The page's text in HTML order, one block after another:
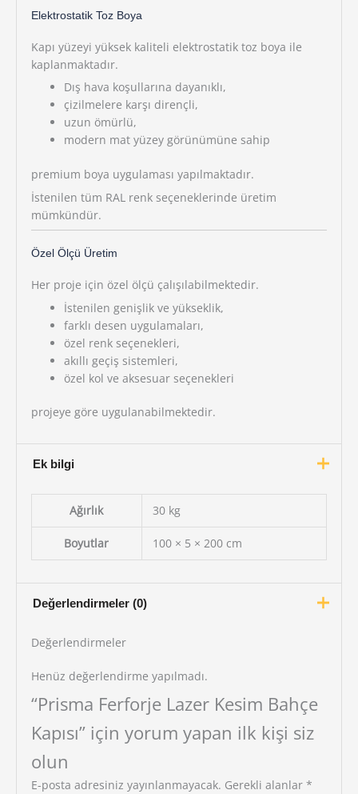
Elektrostatik Toz Boya
Kapı yüzeyi yüksek kaliteli elektrostatik toz boya ile
kaplanmaktadır.
Dış hava koşullarına dayanıklı,
çizilmelere karşı dirençli,
uzun ömürlü,
modern mat yüzey görünümüne sahip
premium boya uygulaması yapılmaktadır.
İstenilen tüm RAL renk seçeneklerinde üretim
mümkündür.
Özel Ölçü Üretim
Her proje için özel ölçü çalışılabilmektedir.
İstenilen genişlik ve yükseklik,
farklı desen uygulamaları,
özel renk seçenekleri,
akıllı geçiş sistemleri,
özel kol ve aksesuar seçenekleri
projeye göre uygulanabilmektedir.
Ek bilgi
Ağırlık 30 kg
Boyutlar 100 × 5 × 200 cm
Değerlendirmeler (0)
Değerlendirmeler
Henüz değerlendirme yapılmadı.
“Prisma Ferforje Lazer Kesim Bahçe
Kapısı” için yorum yapan ilk kişi siz
olun
E-posta adresiniz yayınlanmayacak. Gerekli alanlar *